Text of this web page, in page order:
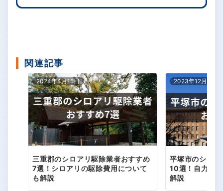
関連記事
2024年4月15日
三重郡のシロアリ駆除業者おすすめ
7選！シロアリの駆除費用について
も解説
2023年12月15日
平塚市のシロ
10選！自力で
解説